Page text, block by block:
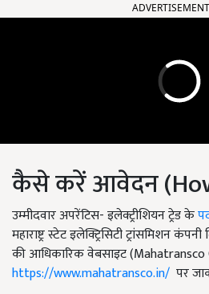
ADVERTISEMENT
कैसे करें आवेदन
उम्मीदवार अपरेंटिस- इलेक्ट्रीशियन ट्रेड के
महाराष्ट्र स्टेट इलेक्ट्रिसिटी ट्रांसमिशन
की आधिकारिक वेबसाइट
https://www.mahatransco.in/ पर